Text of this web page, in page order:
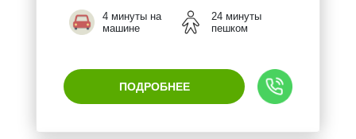
4 минуты на
машине
24 минуты
пешком
ПОДРОБНЕЕ